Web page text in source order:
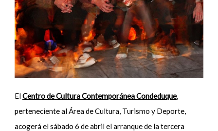
ElCentro de Cultura Contemporánea Condeduque,
perteneciente al Área de Cultura, Turismo y Deporte,
acogerá el sábado 6 de abril el arranque de la tercera